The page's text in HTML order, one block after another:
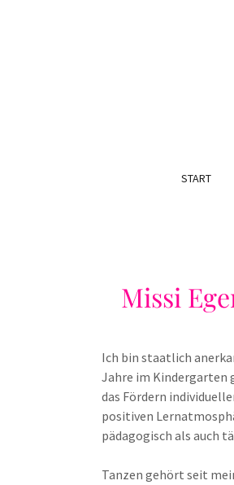
START
Missi
Ich bin staatlich
Jahre im Kindergarten
das Fördern
positiven
pädagogisch als auch
Tanzen gehört seit